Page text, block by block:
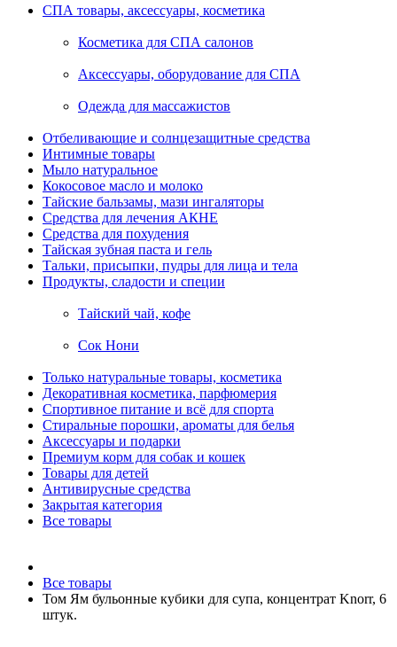
СПА товары, аксессуары, косметика
Косметика для СПА салонов
Аксессуары, оборудование для СПА
Одежда для массажистов
Отбеливающие и солнцезащитные средства
Интимные товары
Мыло натуральное
Кокосовое масло и молоко
Тайские бальзамы, мази ингаляторы
Средства для лечения АКНЕ
Средства для похудения
Тайская зубная паста и гель
Тальки, присыпки, пудры для лица и тела
Продукты, сладости и специи
Тайский чай, кофе
Сок Нони
Только натуральные товары, косметика
Декоративная косметика, парфюмерия
Спортивное питание и всё для спорта
Стиральные порошки, ароматы для белья
Аксессуары и подарки
Премиум корм для собак и кошек
Товары для детей
Антивирусные средства
Закрытая категория
Все товары
Все товары
Том Ям бульонные кубики для супа, концентрат Knorr, 6
штук.